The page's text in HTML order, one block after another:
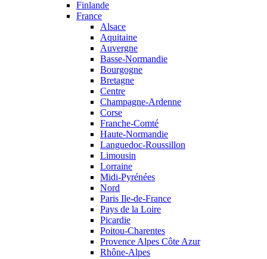
Finlande
France
Alsace
Aquitaine
Auvergne
Basse-Normandie
Bourgogne
Bretagne
Centre
Champagne-Ardenne
Corse
Franche-Comté
Haute-Normandie
Languedoc-Roussillon
Limousin
Lorraine
Midi-Pyrénées
Nord
Paris Ile-de-France
Pays de la Loire
Picardie
Poitou-Charentes
Provence Alpes Côte Azur
Rhône-Alpes